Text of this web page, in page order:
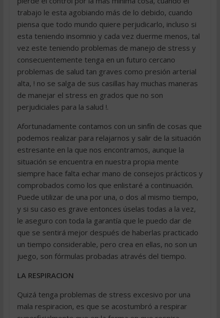
trabajo le esta agobiando más de lo debido, cuando
piensa que todo mundo quiere perjudicarlo, incluso si
esta teniendo insomnio y cada vez duerme menos, tal
vez este teniendo problemas de manejo de stress y
consecuentemente tenga en un futuro cercano
problemas de salud tan graves como presión arterial
alta, ! no se salga de sus casillas hay muchas maneras
de manejar el stress en grados que no son
perjudiciales para la salud !.
Afortunadamente contamos con un sinfín de cosas que
podemos realizar para relajarnos y salir de la situación
estresante en la que nos encontramos, aunque la
situación se encuentra en nuestra propia mente
siempre hace falta echar mano de consejos prácticos y
comprobados como los que enlistaré a continuación.
Puede utilizar de una por una, o dos al mismo tiempo,
y si su caso es grave entonces úselas todas a la vez,
le aseguro con toda la garantía que le puedo dar de
que se sentirá mejor después de haberlas practicado
un tiempo considerable, pero crea en ellas, no son un
juego, son fórmulas probadas através del tiempo.
LA RESPIRACION
Quizá tenga problemas de stress excesivo por una
mala respiracion, es que se acostumbró a respirar